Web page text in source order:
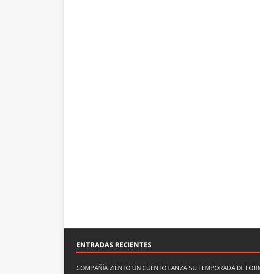
ENTRADAS RECIENTES
COMPAÑÍA ZIENTO UN CUENTO LANZA SU TEMPORADA DE